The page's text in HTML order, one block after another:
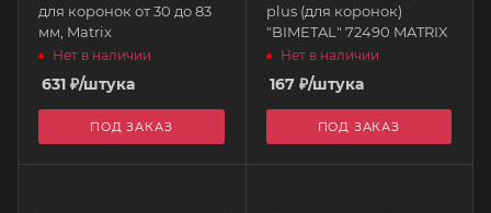
для коронок от 30 до 83
мм, Matrix
Нет в наличии
631 ₽/штука
ПОД ЗАКАЗ
plus (для коронок)
"BIMETAL" 72490 MATRIX
Нет в наличии
167₽/штука
ПОД ЗАКАЗ